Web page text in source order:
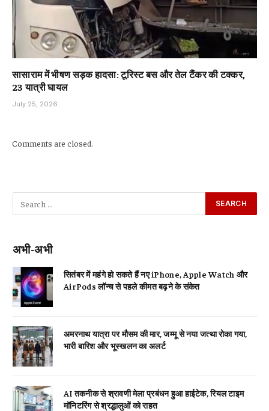
सासाराम में भीषण सड़क हादसा: टूरिस्ट बस और तेल टैंकर की टक्कर,
23 यात्री घायल
July 25, 2026
Comments are closed.
अभी-अभी
सितंबर में महंगे हो सकते हैं नए iPhone, Apple Watch और
AirPods लॉन्च से पहले कीमत बढ़ने के संकेत
अमरनाथ यात्रा पर मौसम की मार, जम्मू से नया जत्था रोका गया,
भारी बारिश और भूस्खलन का अलर्ट
AI तकनीक से श्रावणी मेला प्रबंधन हुआ हाईटेक, रियल टाइम
मॉनिटरिंग से श्रद्धालुओं को राहत